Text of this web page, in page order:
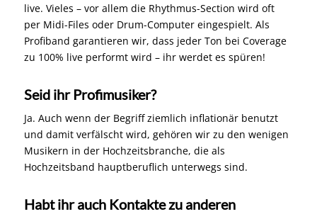
live. Vieles – vor allem die Rhythmus-Section wird oft
per Midi-Files oder Drum-Computer eingespielt. Als
Profiband garantieren wir, dass jeder Ton bei Coverage
zu 100% live performt wird – ihr werdet es spüren!
Seid ihr Profimusiker?
Ja. Auch wenn der Begriff ziemlich inflationär benutzt
und damit verfälscht wird, gehören wir zu den wenigen
Musikern in der Hochzeitsbranche, die als
Hochzeitsband hauptberuflich unterwegs sind.
Habt ihr auch Kontakte zu anderen